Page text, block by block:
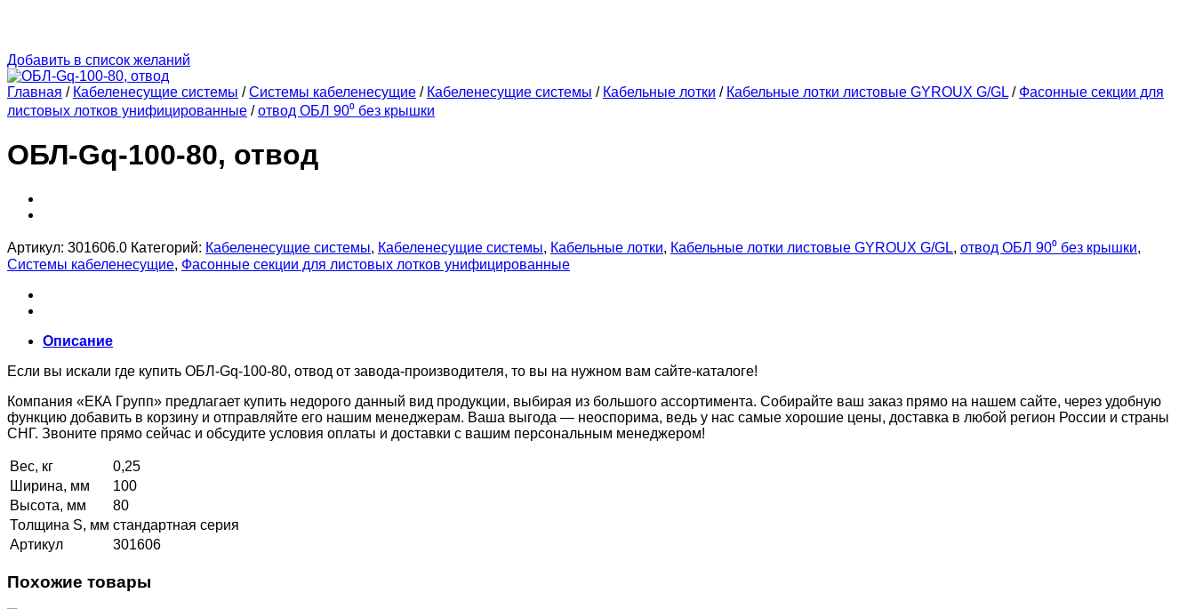
Добавить в список желаний
Главная / Кабеленесущие системы / Системы кабеленесущие / Кабеленесущие системы / Кабельные лотки / Кабельные лотки листовые GYROUX G/GL / Фасонные секции для
листовых лотков унифицированные / отвод ОБЛ 90⁰ без крышки
ОБЛ-Gq-100-80, отвод
Артикул: 301606.0 Категорий: Кабеленесущие системы, Кабеленесущие системы, Кабельные лотки, Кабельные лотки листовые GYROUX G/GL, отвод ОБЛ 90⁰ без крышки,
Системы кабеленесущие, Фасонные секции для листовых лотков унифицированные
Описание
Если вы искали где купить ОБЛ-Gq-100-80, отвод от завода-производителя, то вы на нужном вам сайте-каталоге!
Компания «ЕКА Групп» предлагает купить недорого данный вид продукции, выбирая из большого ассортимента. Собирайте ваш заказ прямо на нашем сайте, через удобную
функцию добавить в корзину и отправляйте его нашим менеджерам. Ваша выгода — неоспорима, ведь у нас самые хорошие цены, доставка в любой регион России и страны
СНГ. Звоните прямо сейчас и обсудите условия оплаты и доставки с вашим персональным менеджером!
Вес, кг
0,25
Ширина, мм
100
Высота, мм
80
Толщина S, мм стандартная серия
Артикул
301606
Похожие товары